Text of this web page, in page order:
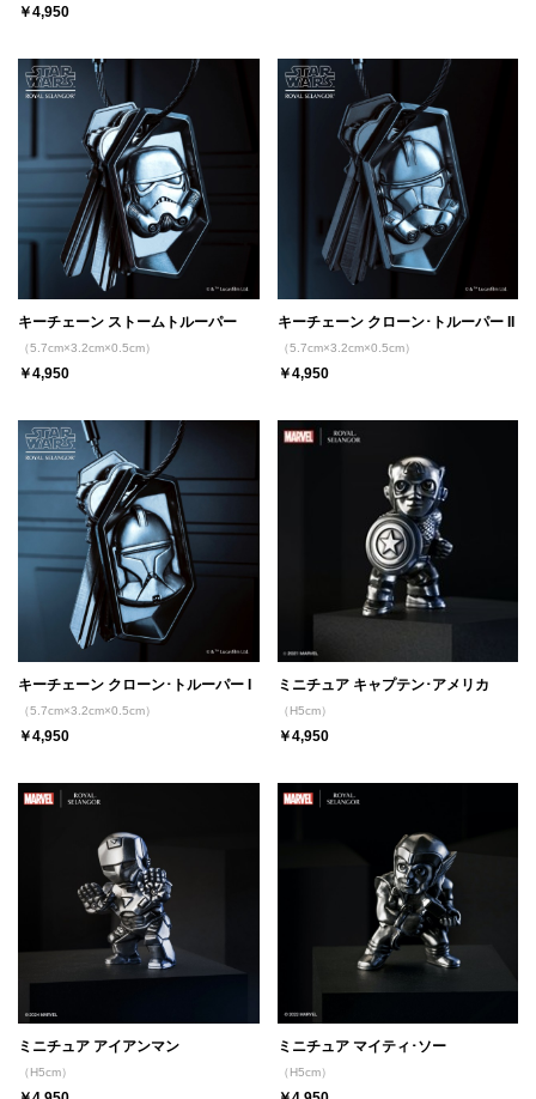
￥4,950
キーチェーン ストームトルーパー
（5.7cm×3.2cm×0.5cm）
￥4,950
キーチェーン クローン･トルーパー II
（5.7cm×3.2cm×0.5cm）
￥4,950
キーチェーン クローン･トルーパー I
（5.7cm×3.2cm×0.5cm）
￥4,950
ミニチュア キャプテン･アメリカ
（H5cm）
￥4,950
ミニチュア アイアンマン
（H5cm）
ミニチュア マイティ･ソー
（H5cm）